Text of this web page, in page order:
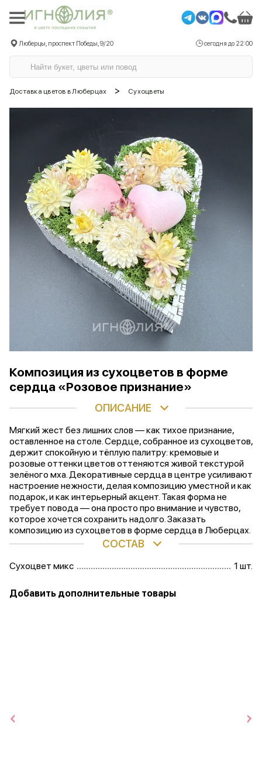
Люберцы, проспект Победы, 9/20 сегодня до 22:00
Доставка цветов в Люберцах > Сухоцветы
Композиция из сухоцветов в форме
сердца «Розовое признание»
ОПИСАНИЕ
Мягкий жест без лишних слов — как тихое признание,
оставленное на столе. Сердце, собранное из сухоцветов,
держит спокойную и тёплую палитру: кремовые и
розовые оттенки цветов оттеняются живой текстурой
зелёного мха. Декоративные сердца в центре усиливают
настроение нежности, делая композицию уместной и как
подарок, и как интерьерный акцент. Такая форма не
требует повода — она просто про внимание и чувство,
которое хочется сохранить надолго. Заказать
композицию из сухоцветов в форме сердца в Люберцах.
СОСТАВ
Сухоцвет микс 1 шт.
Добавить дополнительные товары